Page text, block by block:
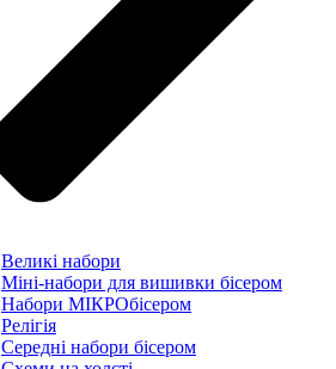
Великі набори
Міні-набори для вишивки бісером
Набори МІКРОбісером
Релігія
Середні набори бісером